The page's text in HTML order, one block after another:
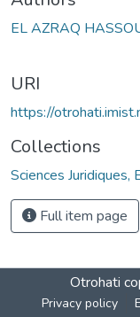
EL AZRAQ
URI
https://
Collections
Sciences
Full item page
Otrohati
Privacy policy